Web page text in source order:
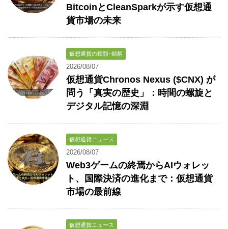
BitcoinとCleanSparkが示す仮想通
貨市場の未来
仮想通貨の種類･銘柄
2026/08/07
仮想通貨Chronos Nexus ($CNX) が
問う「真実の歴史」：時間の螺旋と
デジタル記憶の深淵
仮想通貨ニュース
2026/08/07
Web3ゲームの終焉からAIウォレッ
ト、国際決済の進化まで：仮想通貨
市場の最前線
仮想通貨ニュース